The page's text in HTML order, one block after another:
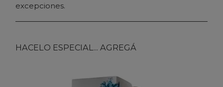
excepciones.
HACELO ESPECIAL... AGREGÁ